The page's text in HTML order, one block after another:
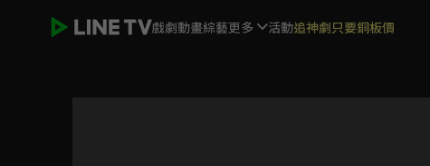
戲劇動畫綜藝更多 活動追神劇只要銅板價